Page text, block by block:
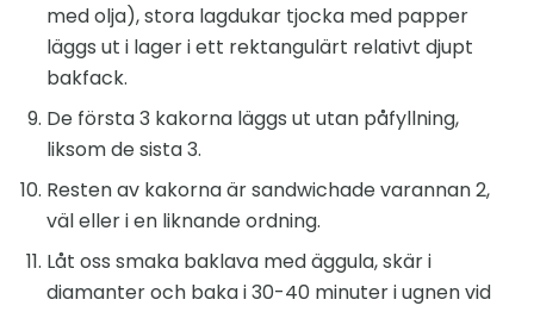
med olja), stora lagdukar tjocka med papper
läggs ut i lager i ett rektangulärt relativt djupt
bakfack.
De första 3 kakorna läggs ut utan påfyllning,
liksom de sista 3.
Resten av kakorna är sandwichade varannan 2,
väl eller i en liknande ordning.
Låt oss smaka baklava med äggula, skär i
diamanter och baka i 30-40 minuter i ugnen vid